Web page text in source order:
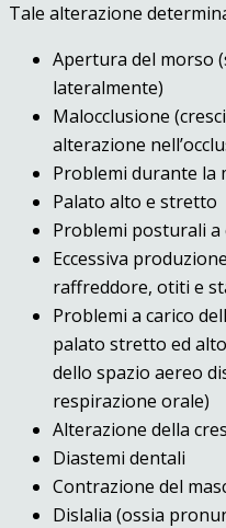
Tale alterazione
Apertura del morso
lateralmente)
Malocclusione
alterazione
Problemi durante la
Palato alto e stretto
Problemi posturali a
Eccessiva
raffreddore, otiti e
Problemi a carico
palato stretto ed
dello spazio aereo
respirazione orale)
Alterazione della
Diastemi dentali
Contrazione del
Dislalia (ossia